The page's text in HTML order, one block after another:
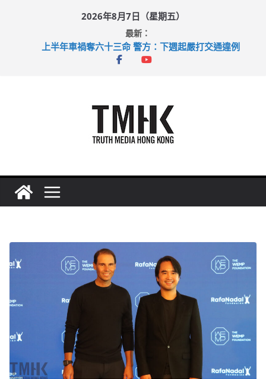
2026年8月7日（星期五）
最新：
上半年車禍奪六十三命 警方：下週起嚴打交通違例
性罪行修例獲九成支持 鄧炳強：爭取今屆任期內完成立法